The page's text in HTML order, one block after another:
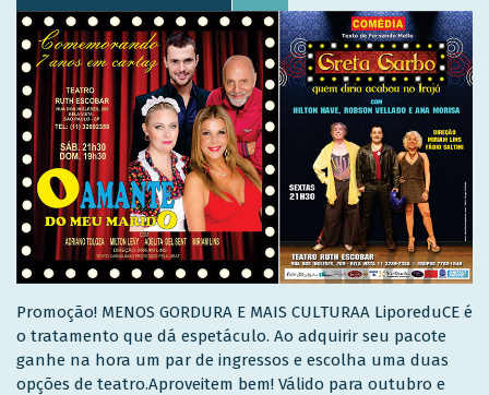
Promoção! MENOS GORDURA E MAIS CULTURAA LiporeduCE é
o tratamento que dá espetáculo. Ao adquirir seu pacote
ganhe na hora um par de ingressos e escolha uma duas
opções de teatro.Aproveitem bem! Válido para outubro e